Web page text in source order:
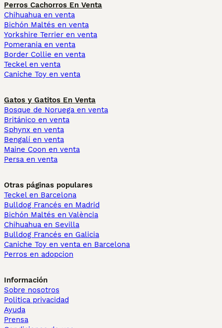
Perros Cachorros En Venta
Chihuahua en venta
Bichón Maltés en venta
Yorkshire Terrier en venta
Pomerania en venta
Border Collie en venta
Teckel en venta
Caniche Toy en venta
Gatos y Gatitos En Venta
Bosque de Noruega en venta
Británico en venta
Sphynx en venta
Bengalí en venta
Maine Coon en venta
Persa en venta
Otras páginas populares
Teckel en Barcelona
Bulldog Francés en Madrid
Bichón Maltés en València
Chihuahua en Sevilla
Bulldog Francés en Galicia
Caniche Toy en venta en Barcelona
Perros en adopcion
Información
Sobre nosotros
Politica privacidad
Ayuda
Prensa